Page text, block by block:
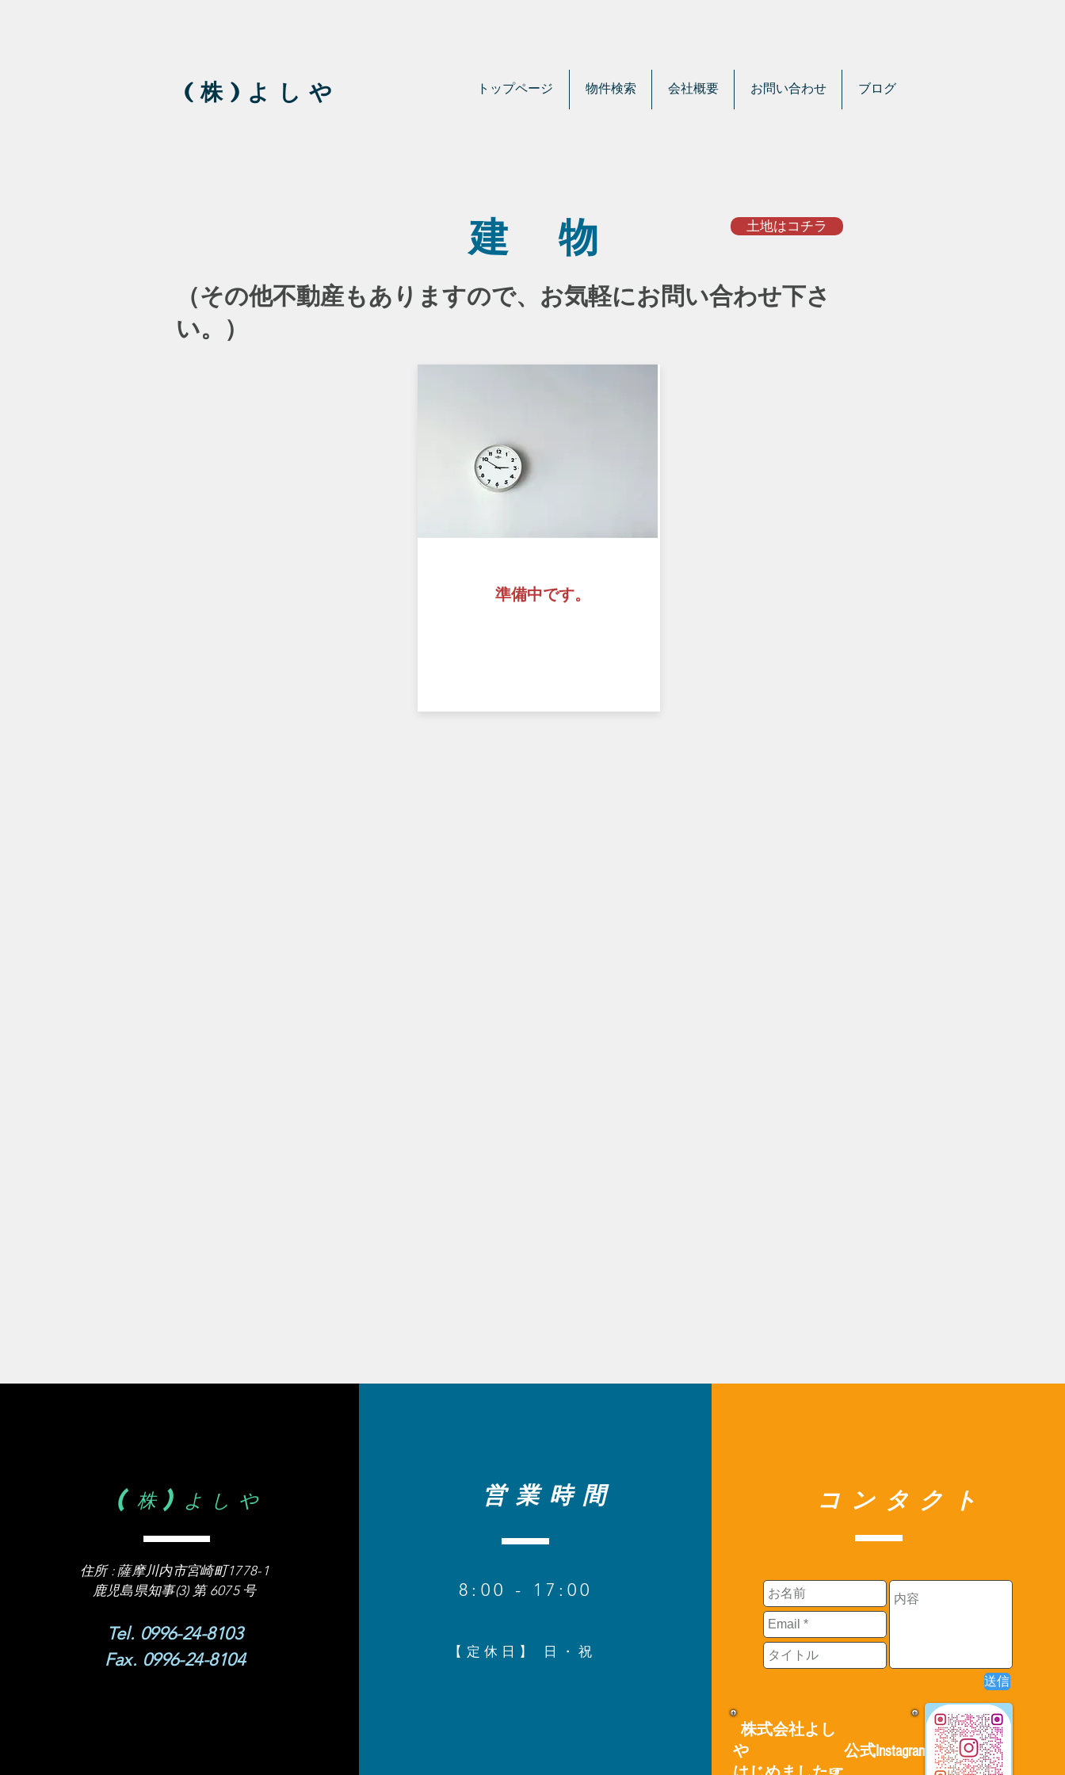
( 株 ) よ し や トップページ 物件検索 会社概要 お問い合わせ ブログ
建 物 土地はコチラ
（その他不動産もありますので、 お気軽にお問い合わせ下さ
い。）
準備中です。
(株)よしや
住所 : 薩摩川内市宮崎町1778-1
​鹿児島県知事(3) 第 6075 号
Tel. 0996-24-8103
Fax. 0996-24-8104
営業時間
8 :00 - 17:00
【定休日】 日・祝​
コンタクト
株式会社よし
や
公式Instagram
送信